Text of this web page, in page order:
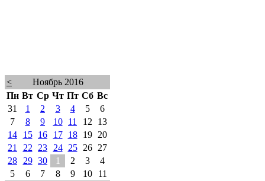
<
Ноябрь 2016
Пн Вт Ср Чт Пт Сб Вс
31
1 2 3 4 5
6
7
8 9 10 11 12
13
14
15 16 17 18 19
20
21
22 23 24 25 26
27
28
29 30 1 2 3
4
5
6 7 8 9 10
11